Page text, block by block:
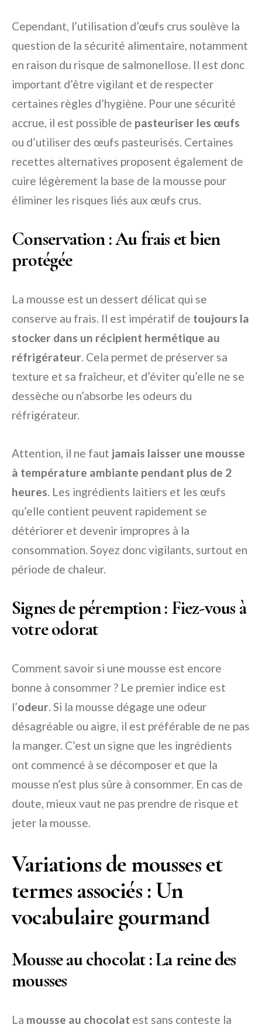
Cependant, l’utilisation d’œufs crus soulève la
question de la sécurité alimentaire, notamment
en raison du risque de salmonellose. Il est donc
important d’être vigilant et de respecter
certaines règles d’hygiène. Pour une sécurité
accrue, il est possible de pasteuriser les œufs
ou d’utiliser des œufs pasteurisés. Certaines
recettes alternatives proposent également de
cuire légèrement la base de la mousse pour
éliminer les risques liés aux œufs crus.
Conservation : Au frais et bien
protégée
La mousse est un dessert délicat qui se
conserve au frais. Il est impératif de toujours la
stocker dans un récipient hermétique au
réfrigérateur. Cela permet de préserver sa
texture et sa fraîcheur, et d’éviter qu’elle ne se
dessèche ou n’absorbe les odeurs du
réfrigérateur.
Attention, il ne faut jamais laisser une mousse
à température ambiante pendant plus de 2
heures. Les ingrédients laitiers et les œufs
qu’elle contient peuvent rapidement se
détériorer et devenir impropres à la
consommation. Soyez donc vigilants, surtout en
période de chaleur.
Signes de péremption : Fiez-vous à
votre odorat
Comment savoir si une mousse est encore
bonne à consommer ? Le premier indice est
l’odeur. Si la mousse dégage une odeur
désagréable ou aigre, il est préférable de ne pas
la manger. C’est un signe que les ingrédients
ont commencé à se décomposer et que la
mousse n’est plus sûre à consommer. En cas de
doute, mieux vaut ne pas prendre de risque et
jeter la mousse.
Variations de mousses et
termes associés : Un
vocabulaire gourmand
Mousse au chocolat : La reine des
mousses
La mousse au chocolat est sans conteste la